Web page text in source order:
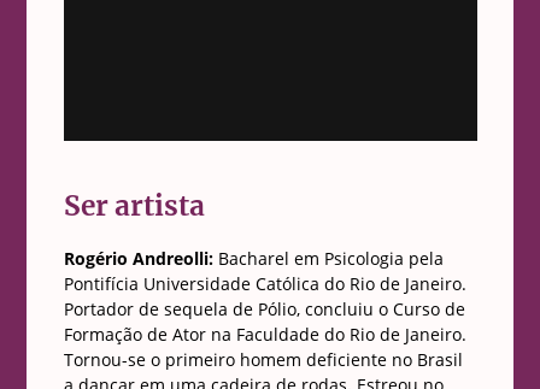
Ser artista
Rogério Andreolli: Bacharel em Psicologia pela
Pontifícia Universidade Católica do Rio de Janeiro.
Portador de sequela de Pólio, concluiu o Curso de
Formação de Ator na Faculdade do Rio de Janeiro.
Tornou-se o primeiro homem deficiente no Brasil